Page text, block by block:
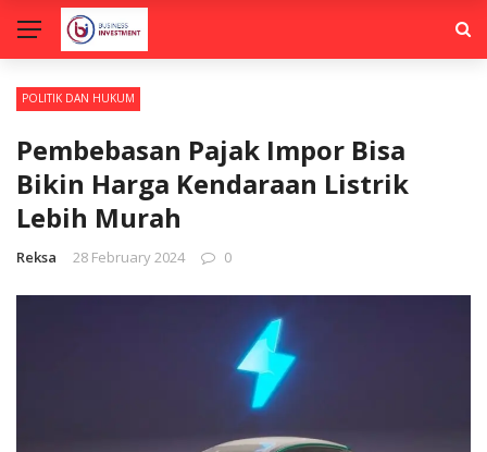
POLITIK DAN HUKUM
Pembebasan Pajak Impor Bisa
Bikin Harga Kendaraan Listrik
Lebih Murah
Reksa 28 February 2024 0